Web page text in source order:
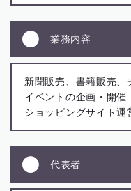
業務内容
新聞販売、書籍販売、
イベントの企画・開催
ショッピングサイト運
代表者